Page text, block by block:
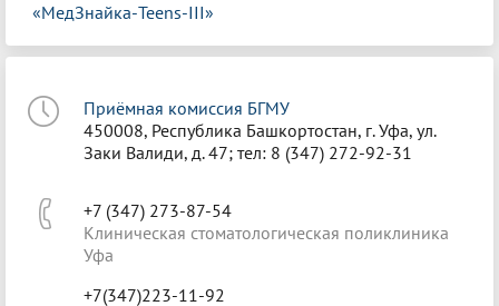
«МедЗнайка-Teens-III»
Приёмная комиссия БГМУ
450008, Республика Башкортостан, г. Уфа, ул.
Заки Валиди, д. 47; тел: 8 (347) 272-92-31
+7 (347) 273-87-54
Клиническая стоматологическая поликлиника
Уфа
+7(347)223-11-92